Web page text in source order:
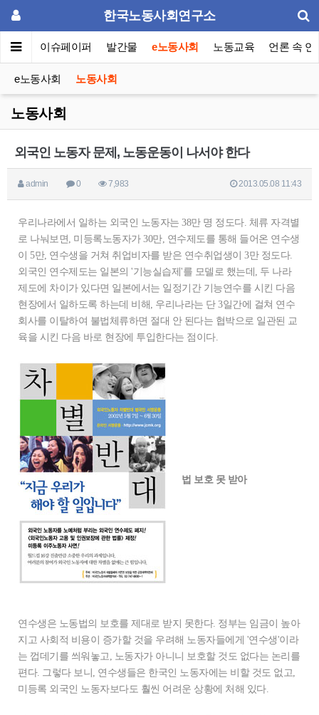
한국노동사회연구소
포럼 이슈페이퍼 발간물 e노동사회 노동교육 언론 속 연
e노동사회 노동사회
노동사회
외국인 노동자 문제, 노동운동이 나서야 한다
admin 0 7,983 2013.05.08 11:43
우리나라에서 일하는 외국인 노동자는 38만 명 정도다. 체류 자격별
로 나눠보면, 미등록노동자가 30만, 연수제도를 통해 들어온 연수생
이 5만, 연수생을 거쳐 취업비자를 받은 연수취업생이 3만 정도다.
외국인 연수제도는 일본의 '기능실습제'를 모델로 했는데, 두 나라
제도에 차이가 있다면 일본에서는 일정기간 기능연수를 시킨 다음
현장에서 일하도록 하는데 비해, 우리나라는 단 3일간에 걸쳐 연수
회사를 이탈하여 불법체류하면 절대 안 된다는 협박으로 일관된 교
육을 시킨 다음 바로 현장에 투입한다는 점이다.
법 보호 못 받아
연수생은 노동법의 보호를 제대로 받지 못한다. 정부는 임금이 높아
지고 사회적 비용이 증가할 것을 우려해 노동자들에게 '연수생'이라
는 껍데기를 씌워놓고, 노동자가 아니니 보호할 것도 없다는 논리를
편다. 그렇다 보니, 연수생들은 한국인 노동자에는 비할 것도 없고,
미등록 외국인 노동자보다도 훨씬 어려운 상황에 처해 있다.